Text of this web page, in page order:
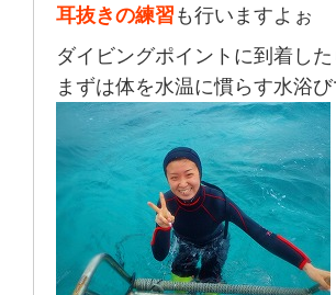
耳抜きの練習 も行いますよぉ
ダイビングポイントに到着した
まずは体を水温に慣らす水浴